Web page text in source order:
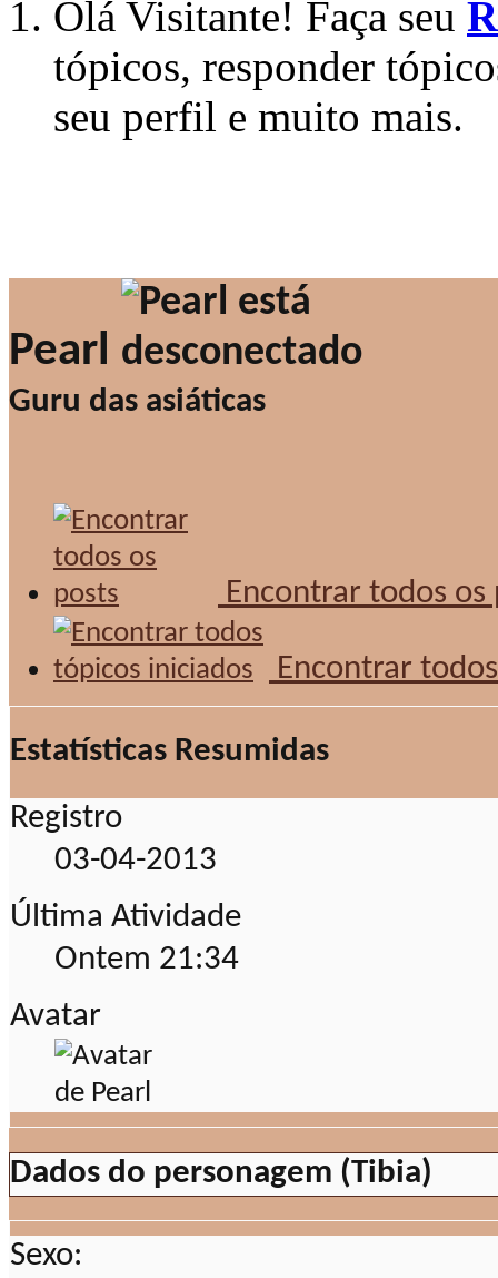
Olá Visitante! Faça seu
tópicos, responder
seu perfil e muito mais.
Pearl
Guru das asiáticas
Encontrar todos os
Encontrar
Estatísticas Resumidas
Registro
03-04-2013
Última Atividade
Ontem 21:34
Avatar
Dados do personagem (Tibia)
Sexo: